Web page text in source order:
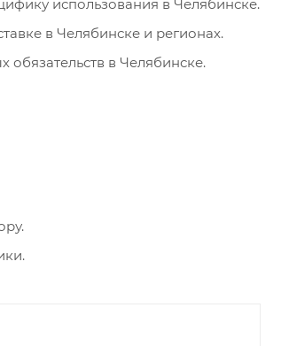
использования в Челябинске.
в Челябинске и регионах.
в Челябинске.